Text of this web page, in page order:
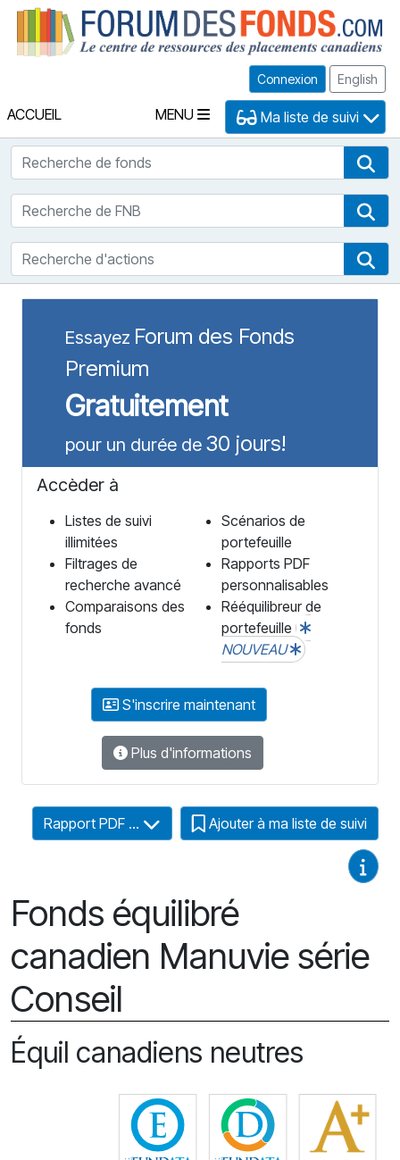
Connexion English
ACCUEIL MENU Ma liste de suivi
Recherche de fonds
Recherche de FNB
Recherche d'actions
Essayez Forum des Fonds
Premium
Gratuitement
pour un durée de 30 jours!
Accèder à
Listes de suivi
illimitées
Filtrages de
recherche avancé
Comparaisons des
fonds
Scénarios de
portefeuille
Rapports PDF
personnalisables
Rééquilibreur de
portefeuille
NOUVEAU
S'inscrire maintenant
Plus d'informations
Fonds équilibré
canadien Manuvie série
Conseil
Rapport PDF ... Ajouter à ma liste de suivi
Équil canadiens neutres
Cliquez pour plusCliquez pour